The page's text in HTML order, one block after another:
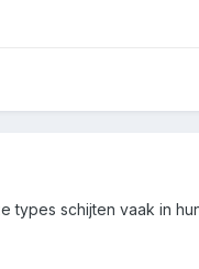
types schijten vaak in